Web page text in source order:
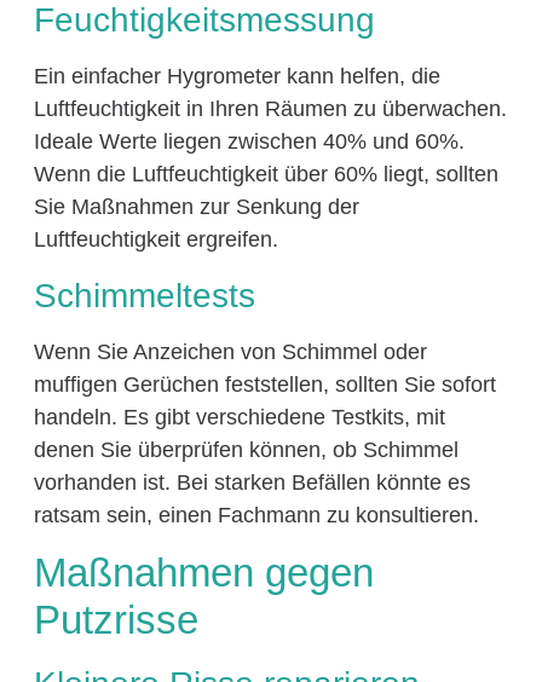
Feuchtigkeitsmessung
Ein einfacher Hygrometer kann helfen, die
Luftfeuchtigkeit in Ihren Räumen zu überwachen.
Ideale Werte liegen zwischen 40% und 60%.
Wenn die Luftfeuchtigkeit über 60% liegt, sollten
Sie Maßnahmen zur Senkung der
Luftfeuchtigkeit ergreifen.
Schimmeltests
Wenn Sie Anzeichen von Schimmel oder
muffigen Gerüchen feststellen, sollten Sie sofort
handeln. Es gibt verschiedene Testkits, mit
denen Sie überprüfen können, ob Schimmel
vorhanden ist. Bei starken Befällen könnte es
ratsam sein, einen Fachmann zu konsultieren.
Maßnahmen gegen
Putzrisse